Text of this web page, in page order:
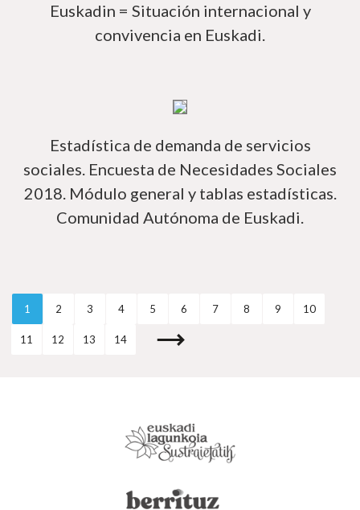
Euskadin = Situación internacional y
convivencia en Euskadi.
Estadística de demanda de servicios
sociales. Encuesta de Necesidades Sociales
2018. Módulo general y tablas estadísticas.
Comunidad Autónoma de Euskadi.
1 2 3 4 5 6 7 8 9 10
11 12 13 14